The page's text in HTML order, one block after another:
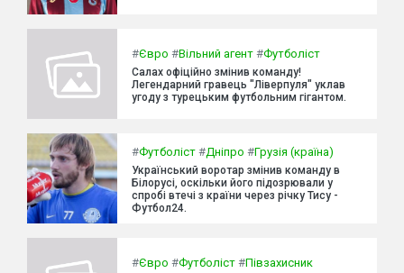
#Євро #Вільний агент #Футболіст
Салах офіційно змінив команду!
Легендарний гравець "Ліверпуля" уклав
угоду з турецьким футбольним гігантом.
#Футболіст #Дніпро #Грузія (країна)
Український воротар змінив команду в
Білорусі, оскільки його підозрювали у
спробі втечі з країни через річку Тису -
Футбол24.
#Євро #Футболіст #Півзахисник